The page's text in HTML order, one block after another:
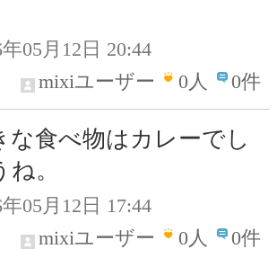
年05月12日 20:44
mixiユーザー
0人 0件
な食べ物はカレーでし
ね。
年05月12日 17:44
mixiユーザー
0人 0件